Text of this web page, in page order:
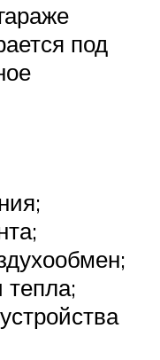
под
тепла;